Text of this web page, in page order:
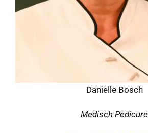
Danielle Bosch
Medisch Pedicure